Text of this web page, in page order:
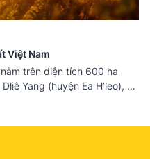
Việt Nam
trên diện tích 600 ha
Yang (huyện Ea H’leo), có
án điện gió trọng điểm